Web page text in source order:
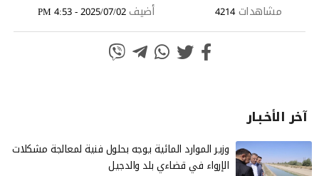
مشاهدات4214 أضيف2025/07/02 - 4:53 PM
آخر الأخـبـار
وزير الموارد المائية يوجه بحلول فنية لمعالجة مشكلات
الإرواء في قضاءي بلد والدجيل